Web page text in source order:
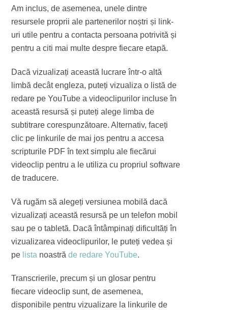
Am inclus, de asemenea, unele dintre
resursele proprii ale partenerilor noștri și link-
uri utile pentru a contacta persoana potrivită și
pentru a citi mai multe despre fiecare etapă.
Dacă vizualizați această lucrare într-o altă
limbă decât engleza, puteți vizualiza o listă de
redare pe YouTube a videoclipurilor incluse în
această resursă și puteți alege limba de
subtitrare corespunzătoare. Alternativ, faceți
clic pe linkurile de mai jos pentru a accesa
scripturile PDF în text simplu ale fiecărui
videoclip pentru a le utiliza cu propriul software
de traducere.
Vă rugăm să alegeți versiunea mobilă dacă
vizualizați această resursă pe un telefon mobil
sau pe o tabletă. Dacă întâmpinați dificultăți în
vizualizarea videoclipurilor, le puteți vedea și
pe lista noastrăde redare YouTube.
Transcrierile, precum și un glosar pentru
fiecare videoclip sunt, de asemenea,
disponibile pentru vizualizare la linkurile de